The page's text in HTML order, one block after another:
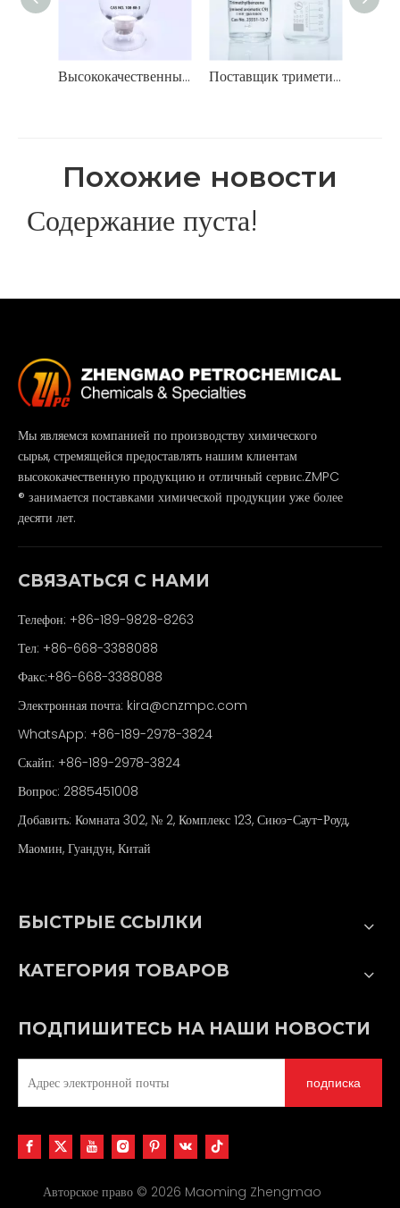
Высококачественный смешанный растворитель ксилола для производства красок, смол и чернил Поставщик триметилбензола смешанного ксилола высокой чистоты (ароматические соединения C9) - промышленный растворитель для синтеза красителей и смол
Похожие новости
Содержание пуста!
Мы являемся компанией по производству химического
сырья, стремящейся предоставлять нашим клиентам
высококачественную продукцию и отличный сервис.ZMPC
® занимается поставками химической продукции уже более
десяти лет.
СВЯЗАТЬСЯ С НАМИ
Телефон: +86-189-9828-8263
Тел: +86-668-3388088
Факс:+86-668-3388088
Электронная почта: kira@cnzmpc.com
WhatsApp: +86-189-2978-3824
Скайп: +86-189-2978-3824
Вопрос: 2885451008
Добавить: Комната 302, № 2, Комплекс 123, Сиюэ-Саут-Роуд,
Маомин, Гуандун, Китай
БЫСТРЫЕ ССЫЛКИ
КАТЕГОРИЯ ТОВАРОВ
ПОДПИШИТЕСЬ НА НАШИ НОВОСТИ
подписка
Авторское право © 2026 Maoming Zhengmao